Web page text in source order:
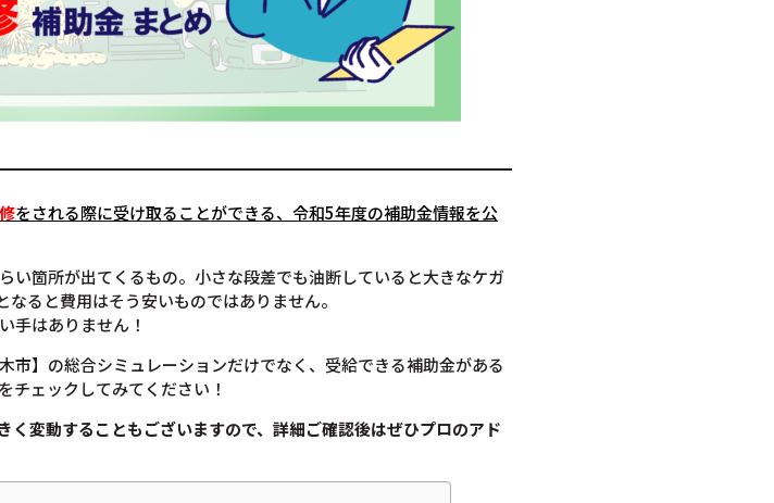
をされる際に受け取ることができる、令和5年度の補助金情報を公
い箇所が出てくるもの。小さな段差でも油断していると大きなケガ
ると費用はそう安いものではありません。
手はありません！
市】の総合シミュレーションだけでなく、受給できる補助金がある
チェックしてみてください！
変動することもございますので、 詳細ご確認後はぜひプロのアド